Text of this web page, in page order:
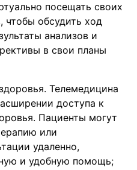
посещать своих
чтобы обсудить ход
анализов и
в свои планы
Телемедицина
доступа к
Пациенты могут
или
удаленно,
и удобную помощь;